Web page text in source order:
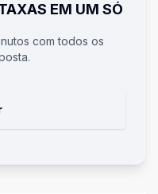
EM UM SÓ
com todos os